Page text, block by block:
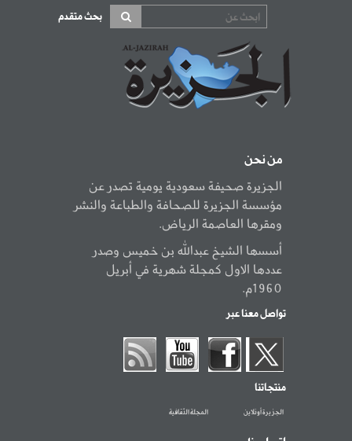
بحث متقدم
من نحن
الجزيرة صحيفة سعودية يومية تصدر عن
مؤسسة الجزيرة للصحافة والطباعة والنشر
ومقرها العاصمة الرياض.
أسسها الشيخ عبدالله بن خميس وصدر
عددها الاول كمجلة شهرية في أبريل
1960م.
تواصل معنا عبر
منتجاتنا
الجزيرة أونلاين المجلة الثقافية